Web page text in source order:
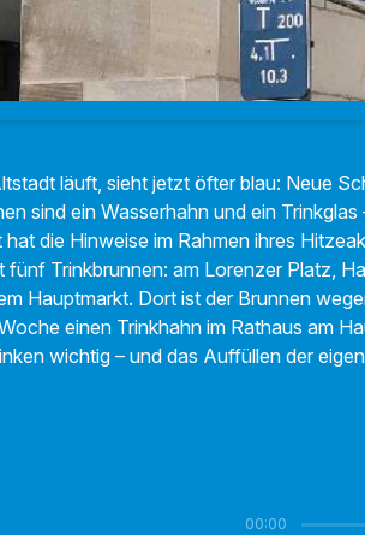
läuft, sieht jetzt öfter blau: Neue
sind ein Wasserhahn und ein Trinkglas
die Hinweise im Rahmen ihres
Trinkbrunnen: am Lorenzer Platz,
Hauptmarkt. Dort ist der Brunnen
einen Trinkhahn im Rathaus am
wichtig – und das Auffüllen der
00:00